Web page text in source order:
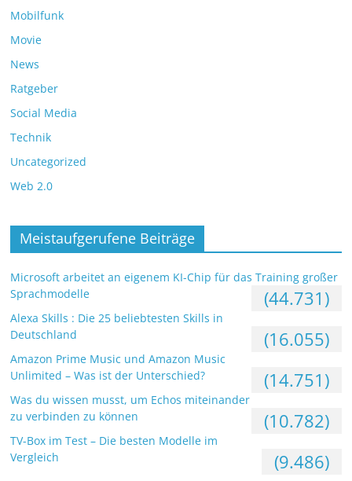
Mobilfunk
Movie
News
Ratgeber
Social Media
Technik
Uncategorized
Web 2.0
Meistaufgerufene Beiträge
Microsoft arbeitet an eigenem KI-Chip für das Training großer
Sprachmodelle
(44.731)
Alexa Skills : Die 25 beliebtesten Skills in
Deutschland
(16.055)
Amazon Prime Music und Amazon Music
Unlimited – Was ist der Unterschied?
(14.751)
Was du wissen musst, um Echos miteinander
zu verbinden zu können
(10.782)
TV-Box im Test – Die besten Modelle im
Vergleich
(9.486)